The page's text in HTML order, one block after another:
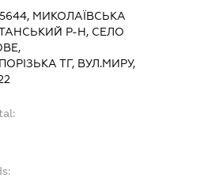
МИКОЛАЇВСЬКА
Р-Н, СЕЛО
ТГ, ВУЛ.МИРУ,